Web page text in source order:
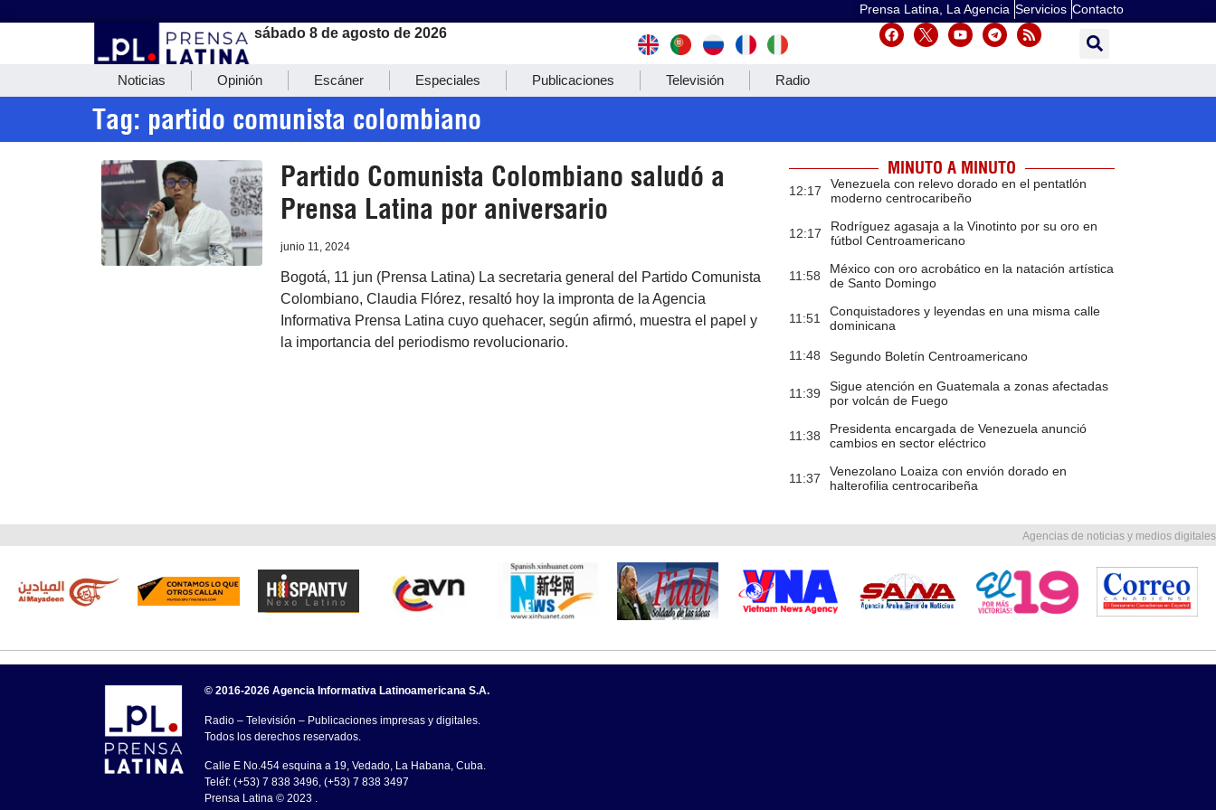
Prensa Latina, La Agencia Servicios Contacto
sábado 8 de agosto de 2026
Noticias Opinión Escáner Especiales Publicaciones Televisión Radio
Tag: partido comunista colombiano
Partido Comunista Colombiano saludó a
Prensa Latina por aniversario
junio 11, 2024
Bogotá, 11 jun (Prensa Latina) La secretaria general del Partido Comunista
Colombiano, Claudia Flórez, resaltó hoy la impronta de la Agencia
Informativa Prensa Latina cuyo quehacer, según afirmó, muestra el papel y
la importancia del periodismo revolucionario.
MINUTO A MINUTO
12:17
Venezuela con relevo dorado en el pentatlón
moderno centrocaribeño
12:17
Rodríguez agasaja a la Vinotinto por su oro en
fútbol Centroamericano
11:58
México con oro acrobático en la natación artística
de Santo Domingo
11:51
Conquistadores y leyendas en una misma calle
dominicana
11:48 Segundo Boletín Centroamericano
11:39
Sigue atención en Guatemala a zonas afectadas
por volcán de Fuego
11:38
Presidenta encargada de Venezuela anunció
cambios en sector eléctrico
11:37
Venezolano Loaiza con envión dorado en
halterofilia centrocaribeña
Agencias de noticias y medios digitales
© 2016-2026 Agencia Informativa Latinoamericana S.A.
Radio – Televisión – Publicaciones impresas y digitales.
Todos los derechos reservados.
Calle E No.454 esquina a 19, Vedado, La Habana, Cuba.
Teléf: (+53) 7 838 3496, (+53) 7 838 3497
Prensa Latina © 2023 .